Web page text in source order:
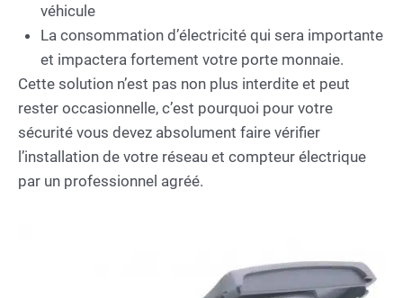
véhicule
La consommation d’électricité qui sera importante
et impactera fortement votre porte monnaie.
Cette solution n’est pas non plus interdite et peut
rester occasionnelle, c’est pourquoi pour votre
sécurité vous devez absolument faire vérifier
l’installation de votre réseau et compteur électrique
par un professionnel agréé.